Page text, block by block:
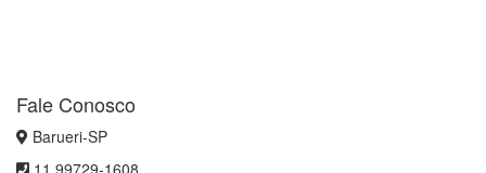
Fale Conosco
Barueri-SP
11 99729-1608